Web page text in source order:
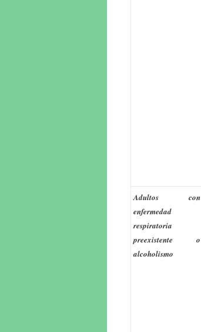
Adultos con
enfermedad
respiratoria
preexistente o
alcoholismo